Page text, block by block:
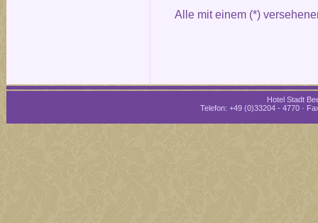
Alle mit einem (*)
Hotel Stadt
Telefon: +49 (0)33204 - 4770 ·